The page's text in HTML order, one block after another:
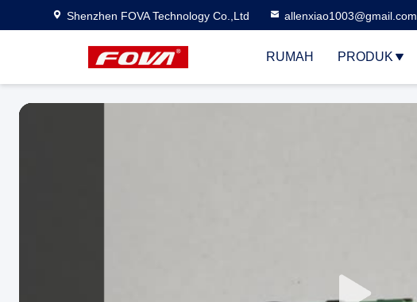
Shenzhen FOVA Technology Co.,Ltd allenxiao1003@gmail.com
RUMAH PRODUK